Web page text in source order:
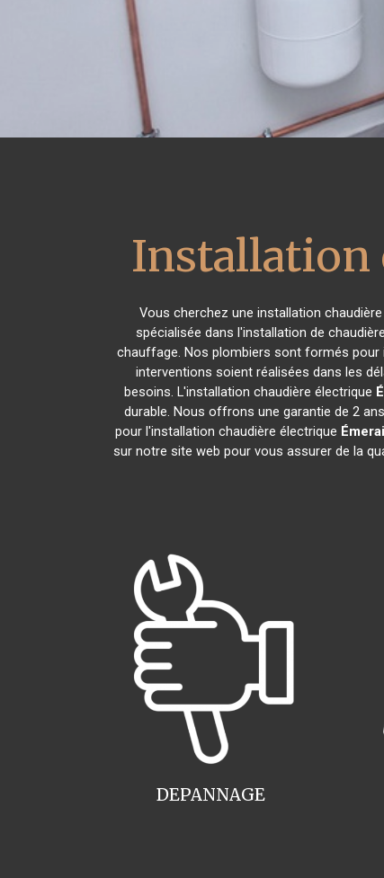
Installation
Vous cherchez une installation
spécialisée dans l'installation de
chauffage. Nos plombiers sont formés pour
interventions soient réalisées dans les
besoins. L'installation chaudière électrique
durable. Nous offrons une garantie de 2
pour l'installation chaudière électrique
sur notre site web pour vous assurer de la
DEPANNAGE